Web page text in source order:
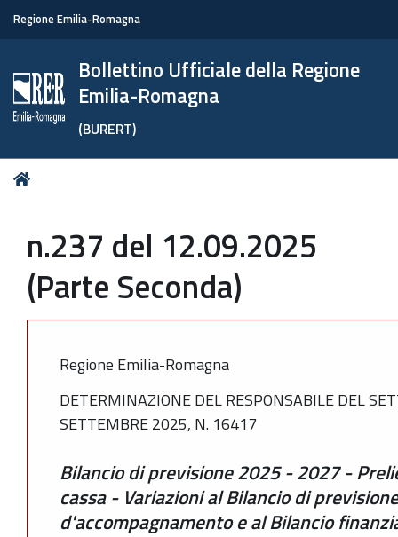
Regione Emilia-Romagna
Bollettino Ufficiale della Regione
Emilia-Romagna
(BURERT)
Tu
n.237 del 12.09.2025
(Parte Seconda)
Regione Emilia-Romagna
DETERMINAZIONE DEL RESPONSABILE DEL
SETTEMBRE 2025, N. 16417
Bilancio di previsione 2025 - 2027 -
cassa - Variazioni al Bilancio di
d'accompagnamento e al Bilancio